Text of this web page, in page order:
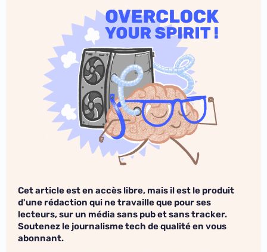
Cet article est en accès libre, mais il est le produit
d'une rédaction qui ne travaille que pour ses
lecteurs, sur un média sans pub et sans tracker.
Soutenez le journalisme tech de qualité en vous
abonnant.